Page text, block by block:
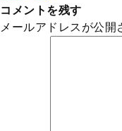
コメントを残す
メールアドレスが公開